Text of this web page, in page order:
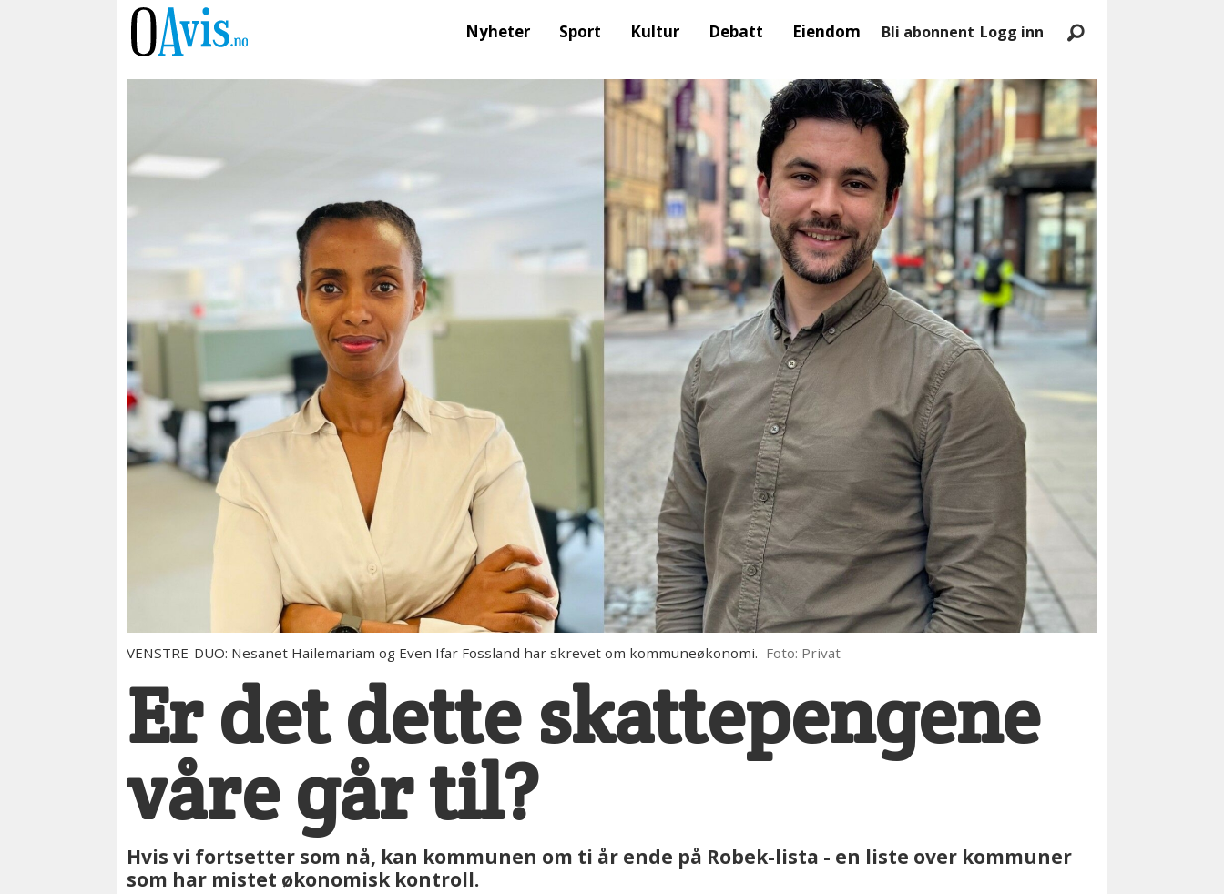
Nyheter Sport Kultur Debatt Eiendom Bli abonnent Logg inn
VENSTRE-DUO: Nesanet Hailemariam og Even Ifar Fossland har skrevet om kommuneøkonomi. Foto: Privat
Er det dette skattepengene
våre går til?
Hvis vi fortsetter som nå, kan kommunen om ti år ende på Robek-lista - en liste over kommuner
som har mistet økonomisk kontroll.